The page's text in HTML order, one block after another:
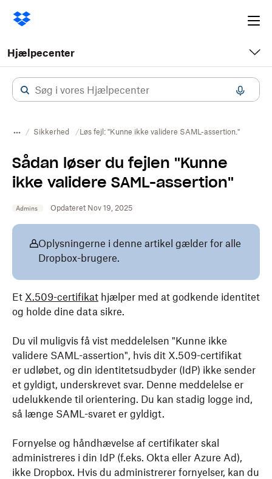
Hjælpecenter
Sikkerhed Løs fejl: "Kunne ikke validere SAML-assertion."
Sådan løser du fejlen "Kunne
ikke validere SAML-assertion"
Admins Opdateret Nov 19, 2025
Oplysningerne i denne artikel gælder for alle
Dropbox-brugere.
Et X.509-certifikat hjælper med at godkende identitet
og holde dine data sikre.
Du vil muligvis få vist meddelelsen "Kunne ikke
validere SAML-assertion", hvis dit X.509-certifikat
er udløbet, og din identitetsudbyder (IdP) ikke sender
et gyldigt, underskrevet svar. Denne meddelelse er
udelukkende til orientering. Du kan stadig logge ind,
så længe SAML-svaret er gyldigt.
Fornyelse og håndhævelse af certifikater skal
administreres i din IdP (f.eks. Okta eller Azure Ad),
ikke Dropbox. Hvis du administrerer fornyelser, kan du